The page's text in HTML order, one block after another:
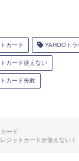
カード YAHOOトラ
カード使えない
カード失敗
ード
ジットカードが使えない！